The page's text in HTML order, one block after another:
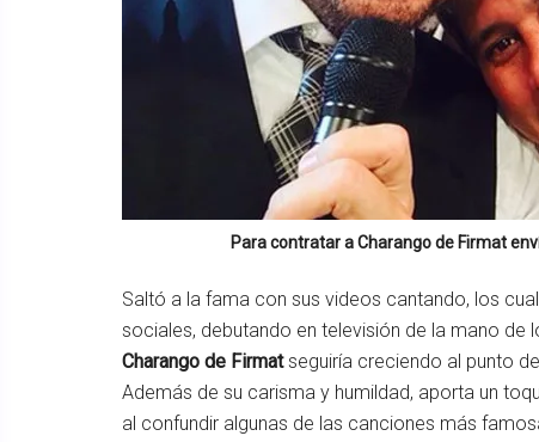
Para contratar aCharango de Firmat
Saltó a la fama con sus videos cantando, los
sociales, debutando en televisión de la mano de
Charango de Firmatseguiría creciendo al punto
Además de su carisma y humildad, aporta un
al confundir algunas de las canciones más